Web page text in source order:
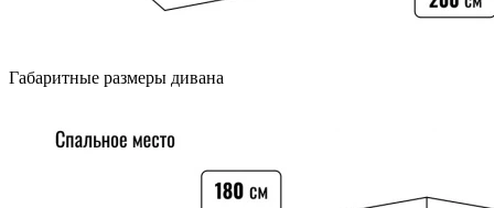
Габаритные размеры дивана